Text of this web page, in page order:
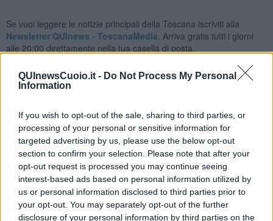
QUInewsCuoio.it - Do Not Process My Personal
Information
If you wish to opt-out of the sale, sharing to third parties, or
processing of your personal or sensitive information for
targeted advertising by us, please use the below opt-out
section to confirm your selection. Please note that after your
opt-out request is processed you may continue seeing
interest-based ads based on personal information utilized by
us or personal information disclosed to third parties prior to
your opt-out. You may separately opt-out of the further
disclosure of your personal information by third parties on the
Se vuoi leggere le notizie principali della Toscana iscriviti alla
Newsletter QUInews - ToscanaMedia. Arriva gratis tutti i giorni
alle 20:00 direttamente nella tua casella di posta.
Ti potrebbe interessare anche:
Articoli dal Blog “Raccontare di Gusto” di Rubina Rovini
Vellutata di cime di rapa al cumino e latte di cocco
Spaghetti con crema di zucca e...
Crostatina con crema al grana padano, gelatina al melone e
lavanda
Meloncino, liquore al melone mantovano IGP
Gelato al melone mantovano
Liquore al melone mantovano igp e peperoncino
Bon Bon di melone mantovano igp al grana padano